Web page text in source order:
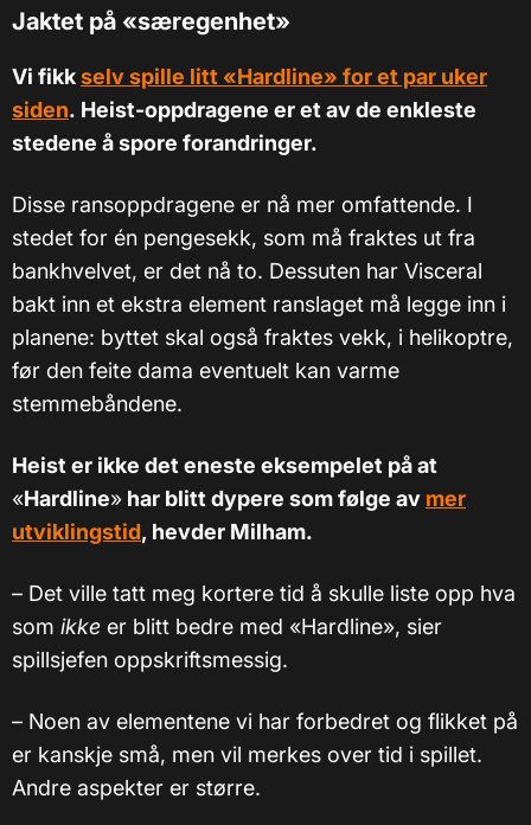
Jaktet på «særegenhet»
Vi fikkselv spille litt «Hardline» for et par uker
siden. Heist-oppdragene er et av de enkleste
stedene å spore forandringer.
Disse ransoppdragene er nå mer omfattende. I
stedet for én pengesekk, som må fraktes ut fra
bankhvelvet, er det nå to. Dessuten har Visceral
bakt inn et ekstra element ranslaget må legge inn i
planene: byttet skal også fraktes vekk, i helikoptre,
før den feite dama eventuelt kan varme
stemmebåndene.
Heist er ikke det eneste eksempelet på at
«Hardline» har blitt dypere som følge av mer
utviklingstid, hevder Milham.
– Det ville tatt meg kortere tid å skulle liste opp hva
som ikke er blitt bedre med «Hardline», sier
spillsjefen oppskriftsmessig.
– Noen av elementene vi har forbedret og flikket på
er kanskje små, men vil merkes over tid i spillet.
Andre aspekter er større.